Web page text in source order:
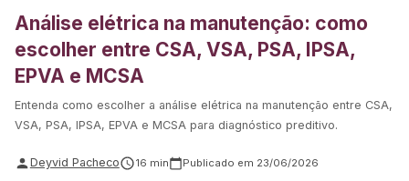
Análise elétrica na manutenção: como
escolher entre CSA, VSA, PSA, IPSA,
EPVA e MCSA
Entenda como escolher a análise elétrica na manutenção entre CSA,
VSA, PSA, IPSA, EPVA e MCSA para diagnóstico preditivo.
Deyvid Pacheco 16 min Publicado em 23/06/2026